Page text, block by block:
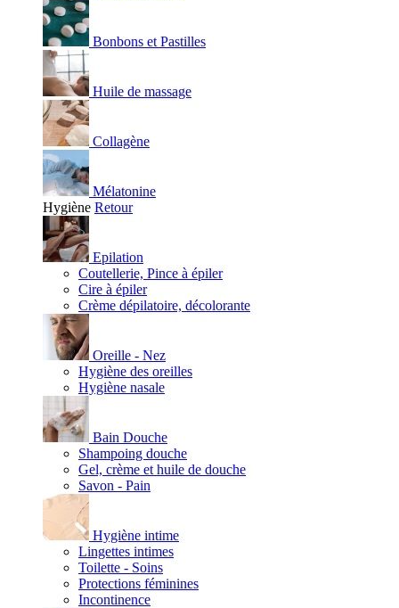
Bonbons et Pastilles
Huile de massage
Collagène
Mélatonine
Hygiène Retour
Epilation
Coutellerie, Pince à épiler
Cire à épiler
Crème dépilatoire, décolorante
Oreille - Nez
Hygiène des oreilles
Hygiène nasale
Bain Douche
Shampoing douche
Gel, crème et huile de douche
Savon - Pain
Hygiène intime
Lingettes intimes
Toilette - Soins
Protections féminines
Incontinence